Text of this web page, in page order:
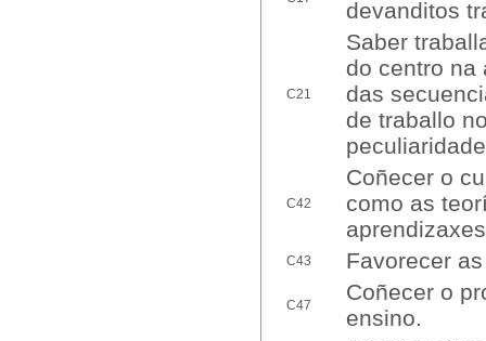
devanditos
C21
Saber
do centro na
das
de traballo
C42
Coñecer o
como as
C43 Favorecer
C47
Coñecer o
ensino.